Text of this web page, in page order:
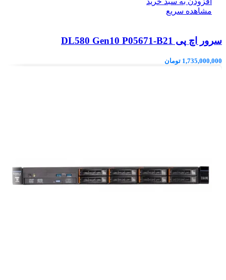
مشاهده سریع
سرور اچ پی DL580 Gen10 P05671-B21
1,735,000,000 تومان